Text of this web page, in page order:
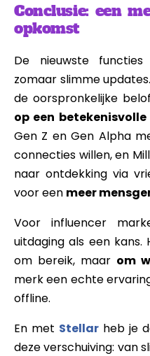
Conclusie: een
opkomst
De nieuwste
zomaar slimme
de oorspronkelijke
op een
Gen Z en Gen Alpha
connecties willen, en
naar ontdekking via
voor een meer
Voor influencer
uitdaging als een
om bereik, maar om
merk een echte
offline.
En met Stellar heb je
deze verschuiving: van